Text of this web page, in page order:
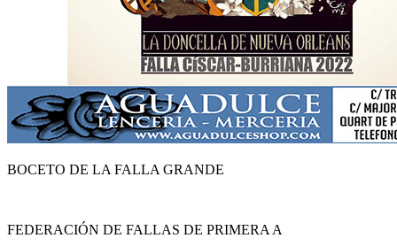
BOCETO DE LA FALLA GRANDE
FEDERACIÓN DE FALLAS DE PRIMERA A